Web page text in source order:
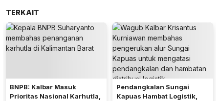
TERKAIT
BNPB: Kalbar Masuk
Prioritas Nasional Karhutla,
Pendangkalan Sungai
Kapuas Hambat Logistik,